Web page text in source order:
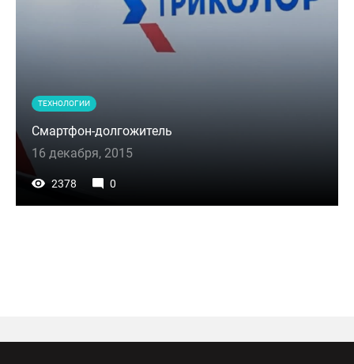
ТЕХНОЛОГИИ
Смартфон-долгожитель
16 декабря, 2015
2378 0